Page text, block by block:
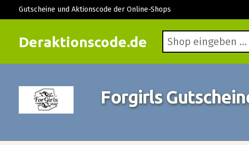
Deraktionscode.de
Gutscheine und Aktionscode der Online-Shops
Forgirls